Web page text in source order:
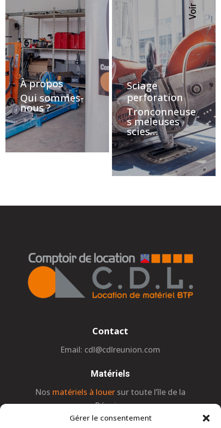
Gérer le consentement
À propos
Qui sommes-
nous ?
Sciage
perforation
Tronconneuse
s meleuses
scies…
Voir
Contact
Email: cdl@cdlreunion.com
Matériels
Nos matériels à louer sur toute l’île de la
Réunion